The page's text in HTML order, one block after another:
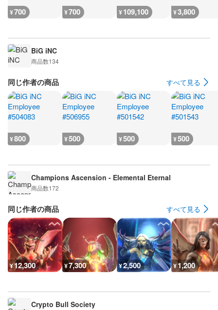
¥700 ¥700 ¥109,100 ¥3,800
BiG iNC
商品数134
同じ作者の商品 すべて見る
¥800 ¥500 ¥500 ¥500
Champions Ascension - Elemental Eternal
商品数172
同じ作者の商品 すべて見る
¥12,300 ¥7,300 ¥2,500 ¥1,200
Crypto Bull Society